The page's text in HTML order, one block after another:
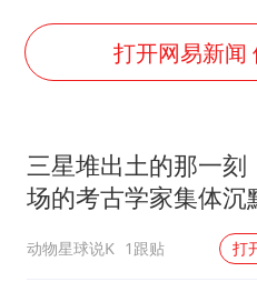
老中医
欧阳
夯实
打开网易新闻
三星堆出土的那一刻
场的考古学家集体沉
了，颠覆所有人的认
动物星球说K 1跟贴 打